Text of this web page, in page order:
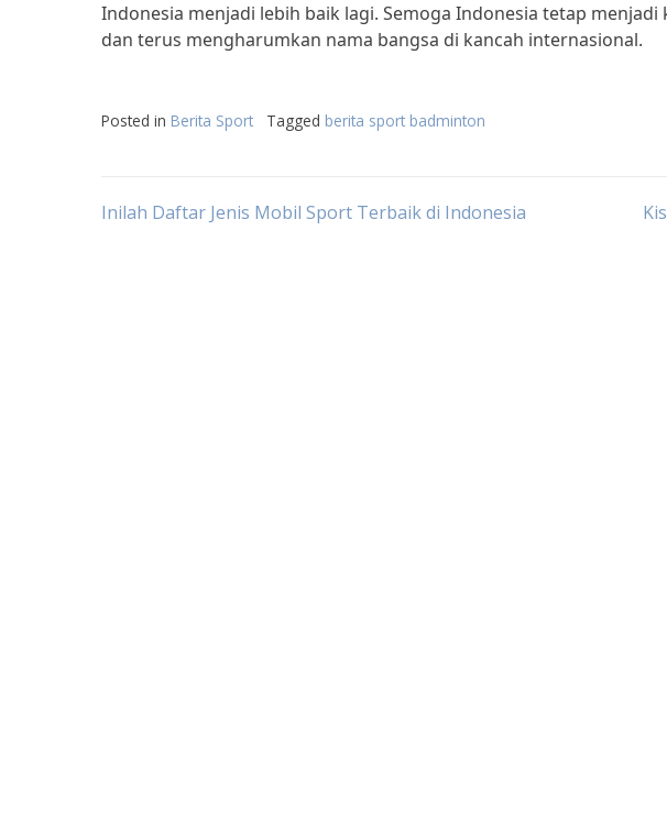
Indonesia menjadi lebih baik lagi. Semoga Indonesia tetap
dan terus mengharumkan nama bangsa di kancah internasional.
Posted in Berita Sport Tagged berita sport badminton
Post
Inilah Daftar Jenis Mobil Sport Terbaik di Indonesia